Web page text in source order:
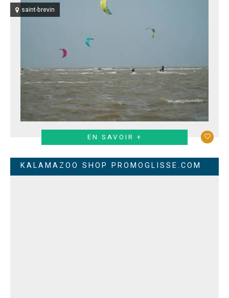
saint-brevin
EN SAVOIR +
KALAMAZOO SHOP PROMOGLISSE.COM